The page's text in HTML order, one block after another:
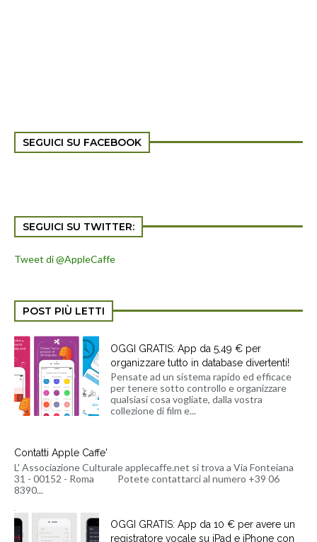
SEGUICI SU FACEBOOK
SEGUICI SU TWITTER:
Tweet di @AppleCaffe
POST PIÙ LETTI
OGGI GRATIS: App da 5,49 € per
organizzare tutto in database divertenti!
Pensate ad un sistema rapido ed efficace
per tenere sotto controllo e organizzare
qualsiasi cosa vogliate, dalla vostra
collezione di film e...
Contatti Apple Caffe'
L' Associazione Culturale applecaffe.net si trova a Via Fonteiana
31 - 00152 - Roma Potete contattarci al numero +39 06
8390...
OGGI GRATIS: App da 10 € per avere un
registratore vocale su iPad e iPhone con